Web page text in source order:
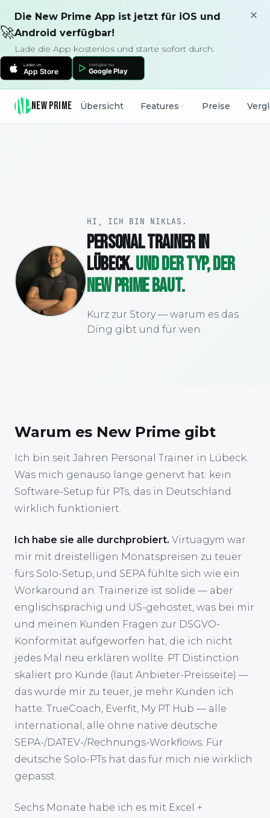
🚀
Die New Prime App ist jetzt für iOS und
Android verfügbar!
Lade die App kostenlos und starte sofort durch.
NEW PRIME Übersicht Features Preise
HI, ICH BIN NIKLAS.
PERSONAL TRAINER IN
LÜBECK.UND DER TYP, DER
NEW PRIME BAUT.
Kurz zur Story — warum es das
Ding gibt und für wen.
Warum es New Prime gibt
Ich bin seit Jahren Personal Trainer in Lübeck.
Was mich genauso lange genervt hat: kein
Software-Setup für PTs, das in Deutschland
wirklich funktioniert.
Ich habe sie alle durchprobiert. Virtuagym war
mir mit dreistelligen Monatspreisen zu teuer
fürs Solo-Setup, und SEPA fühlte sich wie ein
Workaround an. Trainerize ist solide — aber
englischsprachig und US-gehostet, was bei mir
und meinen Kunden Fragen zur DSGVO-
Konformität aufgeworfen hat, die ich nicht
jedes Mal neu erklären wollte. PT Distinction
skaliert pro Kunde (laut Anbieter-Preisseite) —
das wurde mir zu teuer, je mehr Kunden ich
hatte. TrueCoach, Everfit, My PT Hub — alle
international, alle ohne native deutsche
SEPA-/DATEV-/Rechnungs-Workflows. Für
deutsche Solo-PTs hat das für mich nie wirklich
gepasst.
Sechs Monate habe ich es mit Excel +